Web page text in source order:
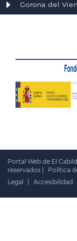
Gorona del
Portal Web de El
reservados |
Política
Legal
Accesibilidad